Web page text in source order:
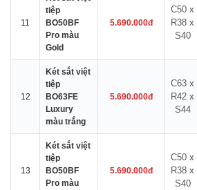
11
tiệp
BO50BF
Pro màu
Gold
5.690.000đ
C50 x
R38 x
S40
12
Két sắt việt
tiệp
BO63FE
Luxury
màu trắng
5.690.000đ
C63 x
R42 x
S44
13
Két sắt việt
tiệp
BO50BF
Pro màu
5.690.000đ
C50 x
R38 x
S40